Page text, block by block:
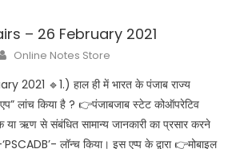
– 26 February 2021
Online Notes Store
2021 🔹️1.) हाल ही में भारत के पंजाब राज्य
लांच किया है ? 👉पंजाबजाब स्टेट कोऑपरेटिव
ऋण से संबंधित सामान्य जानकारी का प्रसार करने
लॉन्च किया। इस एप्प के द्वारा 👉मोबाइल